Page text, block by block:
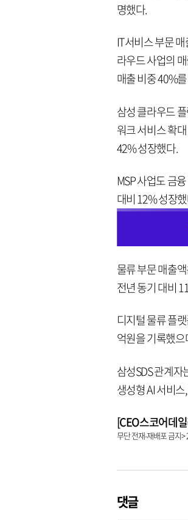
명했다.
IT서비스 부문
라우드 사업의
매출 비중 40%
삼성 클라우드
워크 서비스 확
42% 성장했다.
MSP 사업도 금
대비 12% 성장
물류 부문 매출
전년 동기 대비
디지털 물류 플
억원을 기록했
삼성SDS 관계
생성형 AI 서비
[CEO스코어데
무단 전재-재배포 금지>
댓글